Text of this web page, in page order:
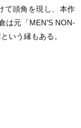
て頭角を現し、本作
は元「MEN’S NON-
いう縁もある。